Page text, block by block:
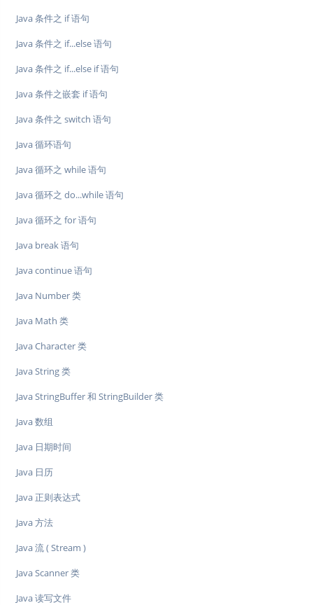
Java 条件之 if 语句
Java 条件之 if...else 语句
Java 条件之 if...else if 语句
Java 条件之嵌套 if 语句
Java 条件之 switch 语句
Java 循环语句
Java 循环之 while 语句
Java 循环之 do...while 语句
Java 循环之 for 语句
Java break 语句
Java continue 语句
Java Number 类
Java Math 类
Java Character 类
Java String 类
Java StringBuffer 和 StringBuilder 类
Java 数组
Java 日期时间
Java 日历
Java 正则表达式
Java 方法
Java 流 ( Stream )
Java Scanner 类
Java 读写文件